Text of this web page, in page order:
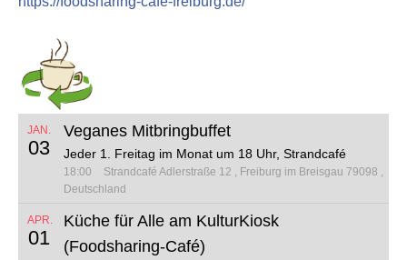
JAN.
03
Veganes Mitbringbuffet
Jeder 1. Freitag im Monat um 18 Uhr, Strandcafé
18:00 Strandcafé Adlerstraße 12
Freiburg im Breisgau 79098
Deutschland
APR.
01
Küche für Alle am KulturKiosk
(Foodsharing-Café)